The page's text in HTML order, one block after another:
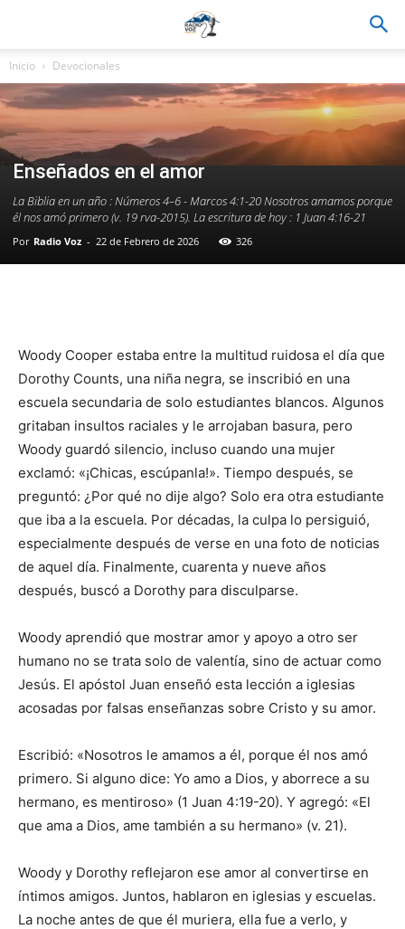
Inicio Devocionales
Enseñados en el amor
La Biblia en un año : Números 4–6 - Marcos 4:1-20 Nosotros amamos porque
él nos amó primero (v. 19 rva-2015). La escritura de hoy : 1 Juan 4:16-21
Por Radio Voz - 22 de Febrero de 2026 326
Woody Cooper estaba entre la multitud ruidosa el día que
Dorothy Counts, una niña negra, se inscribió en una
escuela secundaria de solo estudiantes blancos. Algunos
gritaban insultos raciales y le arrojaban basura, pero
Woody guardó silencio, incluso cuando una mujer
exclamó: «¡Chicas, escúpanla!». Tiempo después, se
preguntó: ¿Por qué no dije algo? Solo era otra estudiante
que iba a la escuela. Por décadas, la culpa lo persiguió,
especialmente después de verse en una foto de noticias
de aquel día. Finalmente, cuarenta y nueve años
después, buscó a Dorothy para disculparse.
Woody aprendió que mostrar amor y apoyo a otro ser
humano no se trata solo de valentía, sino de actuar como
Jesús. El apóstol Juan enseñó esta lección a iglesias
acosadas por falsas enseñanzas sobre Cristo y su amor.
Escribió: «Nosotros le amamos a él, porque él nos amó
primero. Si alguno dice: Yo amo a Dios, y aborrece a su
hermano, es mentiroso» (1 Juan 4:19-20). Y agregó: «El
que ama a Dios, ame también a su hermano» (v. 21).
Woody y Dorothy reflejaron ese amor al convertirse en
íntimos amigos. Juntos, hablaron en iglesias y escuelas.
La noche antes de que él muriera, ella fue a verlo, y